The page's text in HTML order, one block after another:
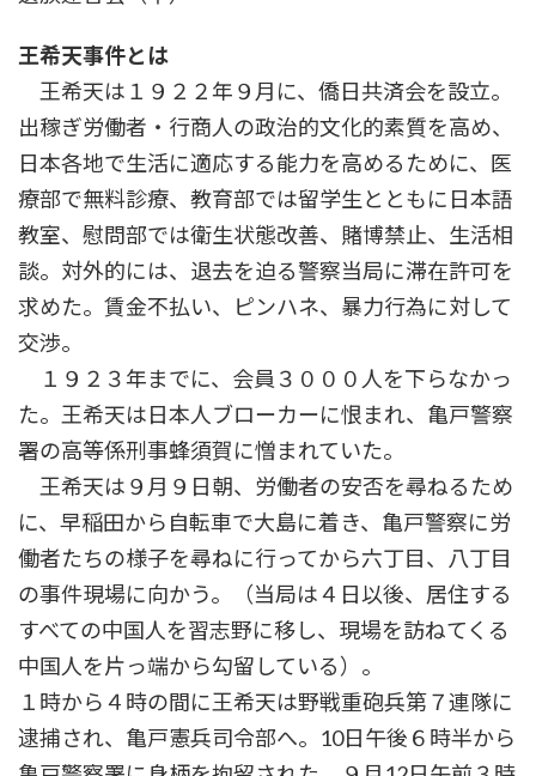
王希天事件とは
王希天は１９２２年９月に、僑日共済会を設立。
出稼ぎ労働者・行商人の政治的文化的素質を高め、
日本各地で生活に適応する能力を高めるために、医
療部で無料診療、教育部では留学生とともに日本語
教室、慰問部では衛生状態改善、賭博禁止、生活相
談。対外的には、退去を迫る警察当局に滞在許可を
求めた。賃金不払い、ピンハネ、暴力行為に対して
交渉。
１９２３年までに、会員３０００人を下らなかっ
た。王希天は日本人ブローカーに恨まれ、亀戸警察
署の高等係刑事蜂須賀に憎まれていた。
王希天は９月９日朝、労働者の安否を尋ねるため
に、早稲田から自転車で大島に着き、亀戸警察に労
働者たちの様子を尋ねに行ってから六丁目、八丁目
の事件現場に向かう。（当局は４日以後、居住する
すべての中国人を習志野に移し、現場を訪ねてくる
中国人を片っ端から勾留している）。
１時から４時の間に王希天は野戦重砲兵第７連隊に
逮捕され、亀戸憲兵司令部へ。10日午後６時半から